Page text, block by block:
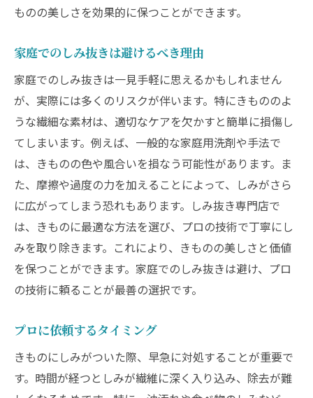
ものの美しさを効果的に保つことができます。
家庭でのしみ抜きは避けるべき理由
家庭でのしみ抜きは一見手軽に思えるかもしれません
が、実際には多くのリスクが伴います。特にきもののよ
うな繊細な素材は、適切なケアを欠かすと簡単に損傷し
てしまいます。例えば、一般的な家庭用洗剤や手法で
は、きものの色や風合いを損なう可能性があります。ま
た、摩擦や過度の力を加えることによって、しみがさら
に広がってしまう恐れもあります。しみ抜き専門店で
は、きものに最適な方法を選び、プロの技術で丁寧にし
みを取り除きます。これにより、きものの美しさと価値
を保つことができます。家庭でのしみ抜きは避け、プロ
の技術に頼ることが最善の選択です。
プロに依頼するタイミング
きものにしみがついた際、早急に対処することが重要で
す。時間が経つとしみが繊維に深く入り込み、除去が難